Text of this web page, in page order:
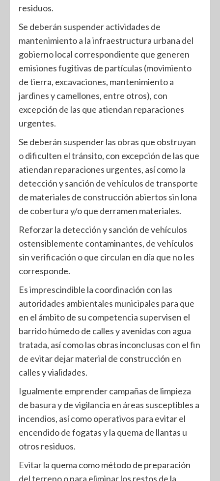
residuos.
Se deberán suspender actividades de
mantenimiento a la infraestructura urbana del
gobierno local correspondiente que generen
emisiones fugitivas de partículas (movimiento
de tierra, excavaciones, mantenimiento a
jardines y camellones, entre otros), con
excepción de las que atiendan reparaciones
urgentes.
Se deberán suspender las obras que obstruyan
o dificulten el tránsito, con excepción de las que
atiendan reparaciones urgentes, así como la
detección y sanción de vehículos de transporte
de materiales de construcción abiertos sin lona
de cobertura y/o que derramen materiales.
Reforzar la detección y sanción de vehículos
ostensiblemente contaminantes, de vehículos
sin verificación o que circulan en día que no les
corresponde.
Es imprescindible la coordinación con las
autoridades ambientales municipales para que
en el ámbito de su competencia supervisen el
barrido húmedo de calles y avenidas con agua
tratada, así como las obras inconclusas con el fin
de evitar dejar material de construcción en
calles y vialidades.
Igualmente emprender campañas de limpieza
de basura y de vigilancia en áreas susceptibles a
incendios, así como operativos para evitar el
encendido de fogatas y la quema de llantas u
otros residuos.
Evitar la quema como método de preparación
del terreno o para eliminar los restos de la